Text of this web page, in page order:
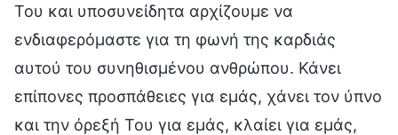
Του και υποσυνείδητα αρχίζουμε να
ενδιαφερόμαστε για τη φωνή της καρδιάς
αυτού του συνηθισμένου ανθρώπου. Κάνει
επίπονες προσπάθειες για εμάς, χάνει τον ύπνο
και την όρεξή Του για εμάς, κλαίει για εμάς,